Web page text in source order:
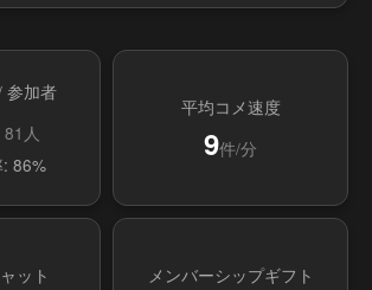
参加者
81人
: 86%
平均コメ速度
9件/分
ット メンバーシップギフト